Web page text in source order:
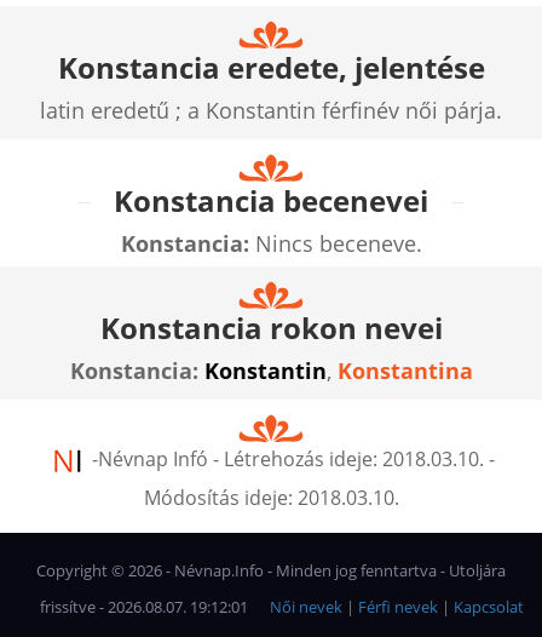
Konstancia eredete, jelentése
latin eredetű ; a Konstantin férfinév női párja.
Konstancia becenevei
Konstancia: Nincs beceneve.
Konstancia rokon nevei
Konstancia: Konstantin, Konstantina
-Névnap Infó - Létrehozás ideje: 2018.03.10. -
Módosítás ideje: 2018.03.10.
Copyright © 2026- Névnap.Info - Minden jog fenntartva - Utoljára
frissítve - 2026.08.07. 19:12:01
Kapcsolat
|
Férfi nevek
|
Női nevek